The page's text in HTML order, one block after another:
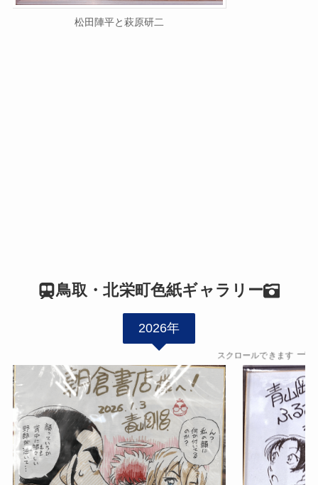
松田陣平と萩原研二
鳥取・北栄町色紙ギャラリー
2026年
スクロールできます